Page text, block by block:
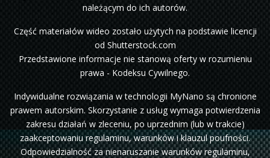
należącym do ich autorów.
Część materiałów wideo zostało użytych na podstawie licencji
od Shutterstock.com
Przedstawione informacje nie stanową oferty w rozumieniu
prawa - Kodeksu Cywilnego.
Indywidualne rozwiązania w technologii MyNano są chronione
prawem autorskim. Skorzystanie z usług wymaga potwierdzenia
zakresu działań w zleceniu, po uprzednim (lub w trakcie)
zaakceptowaniu regulaminu, warunków i klauzul poufności.
Odpowiedzialność za nienaruszanie warunków regulaminu,